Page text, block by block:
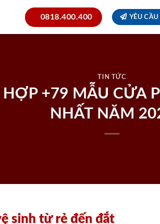
0818.400.400 YÊU CẦU
TIN TỨC
+79 MẪU CỬA
NHẤT NĂM
sinh từ rẻ đến đắt